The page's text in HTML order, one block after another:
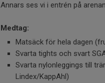
Annars ses vi i entrén på
Medtag:
Matsäck för hela dagen
Svarta tights och svart
Svarta nylonleggings till
Lindex/KappAhl)